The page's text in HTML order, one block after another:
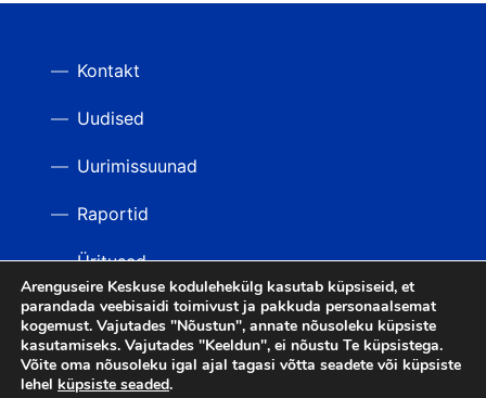
TAGASI ÜLES
Kontakt
Uudised
Uurimissuunad
Raportid
Üritused
Videod
Arenguseire Keskuse kodulehekülg kasutab küpsiseid, et
parandada veebisaidi toimivust ja pakkuda personaalsemat
kogemust. Vajutades "Nõustun", annate nõusoleku küpsiste
kasutamiseks. Vajutades "Keeldun", ei nõustu Te küpsistega.
Võite oma nõusoleku igal ajal tagasi võtta seadete või küpsiste
lehel küpsiste seaded.